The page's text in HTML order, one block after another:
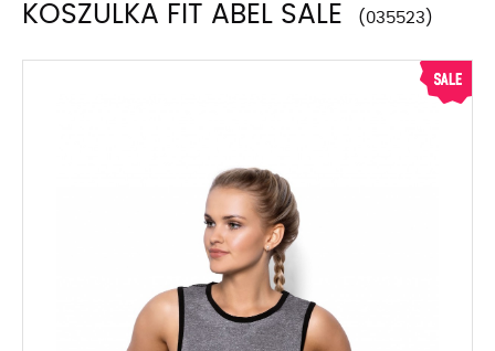
KOSZULKA FIT ABEL SALE 035523